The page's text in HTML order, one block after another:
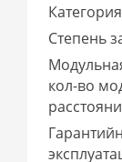
Степень
кол-во